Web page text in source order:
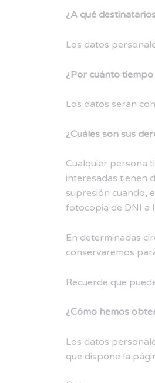
¿A qué
Los datos
¿Por cuánto
Los datos serán
¿Cuáles son sus
Cualquier persona
interesadas tienen
supresión cuando,
fotocopia de DNI a
En determinadas
conservaremos
Recuerde que
¿Cómo hemos
Los datos
que dispone la